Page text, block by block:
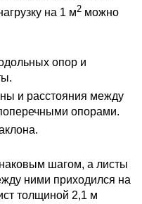
на 1 м2 можно
опор и
и расстояния между
опорами.
шагом, а листы
ними приходился на
толщиной 2,1 м